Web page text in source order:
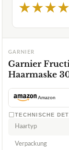
★★★★
GARNIER
Garnier
Haarmaske
Amazon
TECHNISCHE
Haartyp
Verpackung